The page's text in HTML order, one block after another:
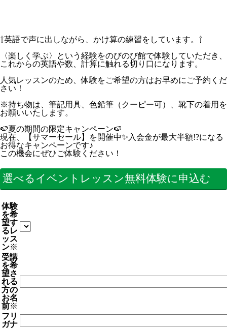
⇧英語で声に出しながら、かけ算の練習をしています。⇧
〈楽しく学ぶ〉という経験をのびのび館で体験していただき、
これからの英語や数、計算に触れる切り口になります。
人気レッスンのため、体験をご希望の方はお早めにご予約くだ
さい！
※持ち物は、筆記用具、色鉛筆（クーピー可）、靴下の着用を
お願いいたします。
🍉夏の期間の限定キャンペーン🍉
現在、【サマーセール】を開催中✨入会金が最大半額!?になる
お得なキャンペーンです♪
この機会にぜひご体験ください！
選べるイベントレッスン無料体験に申込む
体験
を希
望す
るレ
ッス
ン※
受講
を希
望さ
れる
方の
お名
前※
フリ
ガナ